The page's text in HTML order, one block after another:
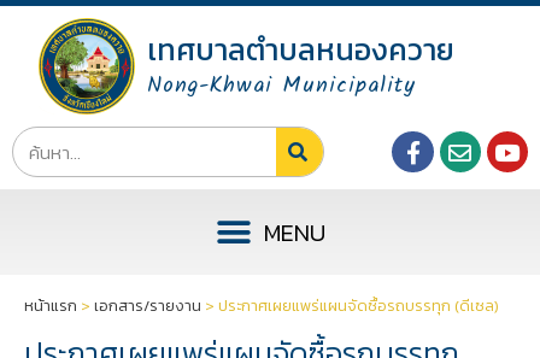
เทศบาลตำบลหนองควาย
Nong-Khwai Municipality
หน้าแรก > เอกสาร/รายงาน > ประกาศเผยแพร่แผนจัดซื้อรถบรรทุก (ดีเซล)